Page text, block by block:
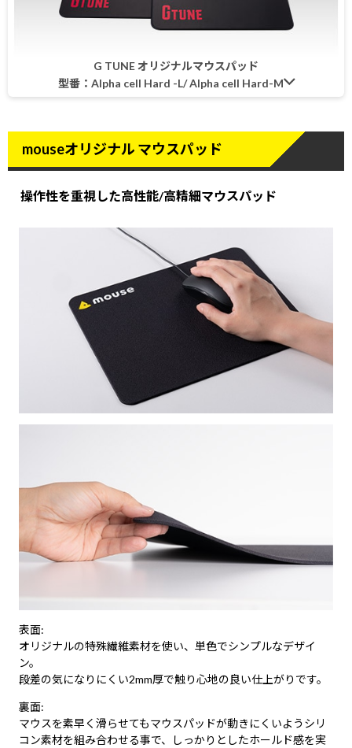
G TUNE オリジナルマウスパッド
型番：Alpha cell Hard -L/ Alpha cell Hard-M
mouseオリジナル マウスパッド
操作性を重視した高性能/高精細マウスパッド
表面:
オリジナルの特殊繊維素材を使い、単色でシンプルなデザイ
ン。
段差の気になりにくい2mm厚で触り心地の良い仕上がりです。
裏面:
マウスを素早く滑らせてもマウスパッドが動きにくいようシリ
コン素材を組み合わせる事で、しっかりとしたホールド感を実